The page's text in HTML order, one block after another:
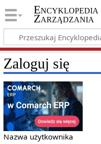
Encyklopedia
Zarządzania
Zaloguj się
Nazwa użytkownika